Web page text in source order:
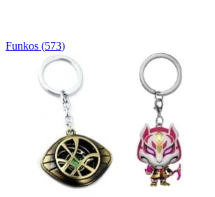
Funkos (573)